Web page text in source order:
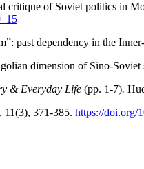
critique of Soviet politics in
past dependency in the
dimension of Sino-Soviet
& Everyday Life (pp. 1-7).
, 11(3), 371-385. https://doi.org/